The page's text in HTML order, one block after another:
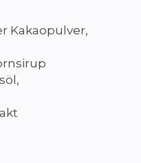
Kakaopulver,